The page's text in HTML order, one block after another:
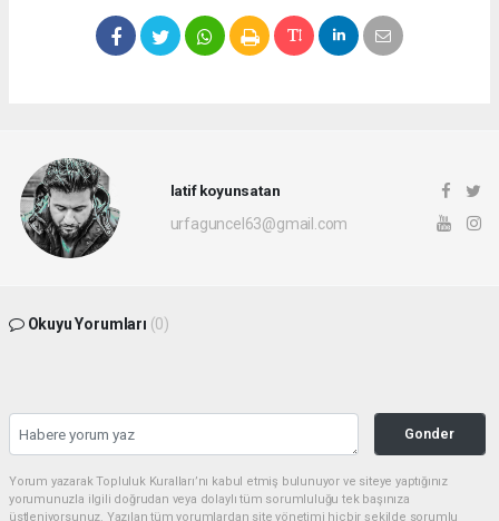
latif koyunsatan
urfaguncel63@gmail.com
Okuyu Yorumları (0)
Gonder
Yorum yazarak Topluluk Kuralları’nı kabul etmiş bulunuyor ve siteye yaptığınız
yorumunuzla ilgili doğrudan veya dolaylı tüm sorumluluğu tek başınıza
üstleniyorsunuz. Yazılan tüm yorumlardan site yönetimi hiçbir şekilde sorumlu